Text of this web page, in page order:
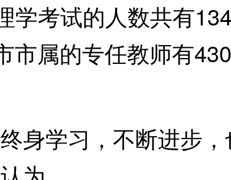
学考试的人数共有
市属的专任教师有
学习，不断进步，